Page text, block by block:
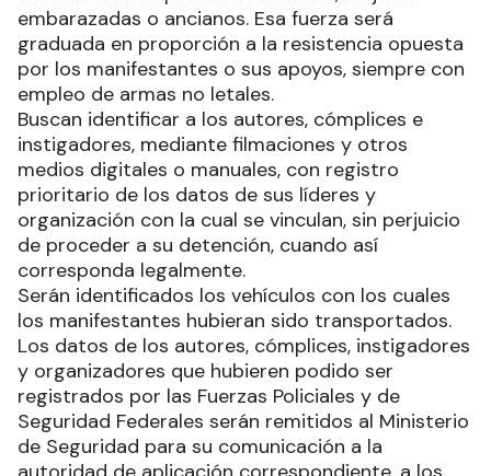
embarazadas o ancianos. Esa fuerza será
graduada en proporción a la resistencia opuesta
por los manifestantes o sus apoyos, siempre con
empleo de armas no letales.
Buscan identificar a los autores, cómplices e
instigadores, mediante filmaciones y otros
medios digitales o manuales, con registro
prioritario de los datos de sus líderes y
organización con la cual se vinculan, sin perjuicio
de proceder a su detención, cuando así
corresponda legalmente.
Serán identificados los vehículos con los cuales
los manifestantes hubieran sido transportados.
Los datos de los autores, cómplices, instigadores
y organizadores que hubieren podido ser
registrados por las Fuerzas Policiales y de
Seguridad Federales serán remitidos al Ministerio
de Seguridad para su comunicación a la